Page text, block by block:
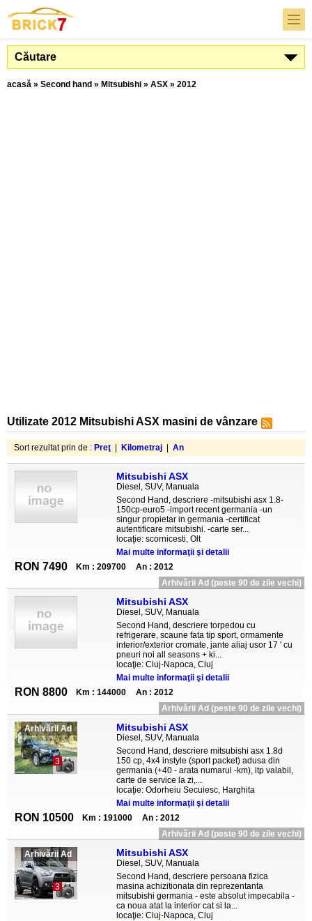
Căutare
acasă » Second hand » Mitsubishi » ASX » 2012
Utilizate 2012 Mitsubishi ASX masini de vânzare
Sort rezultat prin de : Preţ Kilometraj An
Mitsubishi ASX
Diesel, SUV, Manuala
Second Hand, descriere -mitsubishi asx 1.8-
150cp-euro5 -import recent germania -un
singur propietar in germania -certificat
autentificare mitsubishi. -carte ser...
locaţie: scornicesti, Olt
Mai multe informaţii şi detalii
RON 7490 Km : 209700
An : 2012
Arhivării Ad (peste 90 de zile vechi)
Mitsubishi ASX
Diesel, SUV, Manuala
Second Hand, descriere torpedou cu
refrigerare, scaune fata tip sport, ormamente
interior/exterior cromate, jante aliaj usor 17 ' cu
pneuri noi all seasons + ki...
locaţie: Cluj-Napoca, Cluj
Mai multe informaţii şi detalii
RON 8800 Km : 144000
An : 2012
Arhivării Ad (peste 90 de zile vechi)
Arhivării Ad
3
Mitsubishi ASX
Diesel, SUV, Manuala
Second Hand, descriere mitsubishi asx 1.8d
150 cp, 4x4 instyle (sport packet) adusa din
germania (+40 - arata numarul -km), itp valabil,
carte de service la zi,...
locaţie: Odorheiu Secuiesc, Harghita
Mai multe informaţii şi detalii
RON 10500 Km : 191000
An : 2012
Arhivării Ad (peste 90 de zile vechi)
Arhivării Ad
3
Mitsubishi ASX
Diesel, SUV, Manuala
Second Hand, descriere persoana fizica
masina achizitionata din reprezentanta
mitsubishi germania - este absolut impecabila -
ca noua atat la interior cat si la...
locaţie: Cluj-Napoca, Cluj